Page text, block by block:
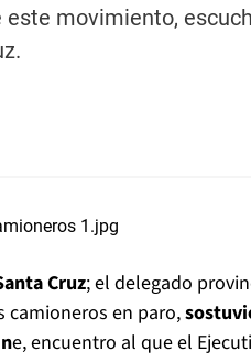
movimiento,
Cruz; el delegado
camioneros en paro,
e, encuentro al que el